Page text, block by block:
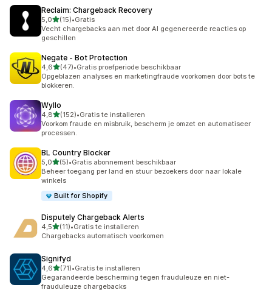
Reclaim: Chargeback Recovery
5,0van 5 sterren
(15)
15 recensies in totaal
•Gratis
Vecht chargebacks aan met door AI gegenereerde reacties op
geschillen
Negate ‑ Bot Protection
4,6van 5 sterren
(47)
47 recensies in totaal
•Gratis proefperiode beschikbaar
Opgeblazen analyses en marketingfraude voorkomen door bots te
blokkeren.
Wyllo
4,8van 5 sterren
(152)
152 recensies in totaal
•Gratis te installeren
Voorkom fraude en misbruik, bescherm je omzet en automatiseer
processen.
BL Country Blocker
5,0van 5 sterren
(5)
5 recensies in totaal
•Gratis abonnement beschikbaar
Beheer toegang per land en stuur bezoekers door naar lokale
winkels
Built for Shopify
Disputely Chargeback Alerts
4,5van 5 sterren
(11)
11 recensies in totaal
•Gratis te installeren
Chargebacks automatisch voorkomen
Signifyd
4,6van 5 sterren
(71)
71 recensies in totaal
•Gratis te installeren
Gegarandeerde bescherming tegen frauduleuze en niet-
frauduleuze chargebacks